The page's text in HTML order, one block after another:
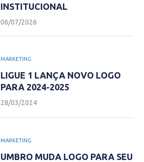
INSTITUCIONAL
06/07/2026
MARKETING
LIGUE 1 LANÇA NOVO LOGO
PARA 2024-2025
28/03/2024
MARKETING
UMBRO MUDA LOGO PARA SEU